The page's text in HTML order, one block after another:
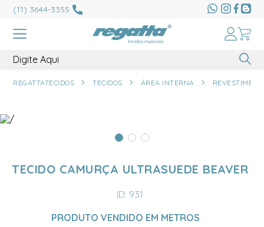
(11) 3644-3355
REGATTATECIDOS TECIDOS ÁREA INTERNA
TECIDO CAMURÇA ULTRASUEDE BEAVER
ID: 931
PRODUTO VENDIDO EM METROS